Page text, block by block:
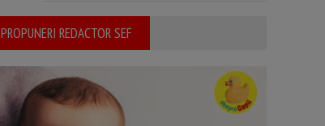
PROPUNERI REDACTOR SEF